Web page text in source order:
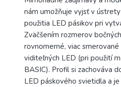
nám umožňuje vyjsť v
použitia LED pásikov pri
Zväčšením rozmerov
rovnomerné, viac
viditeľných LED (pri použití
BASIC). Profil si zachováva
LED páskového svietidla a